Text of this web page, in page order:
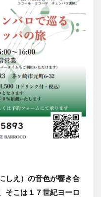
しえ）の音色が響き合
そこは１７世紀ヨーロ